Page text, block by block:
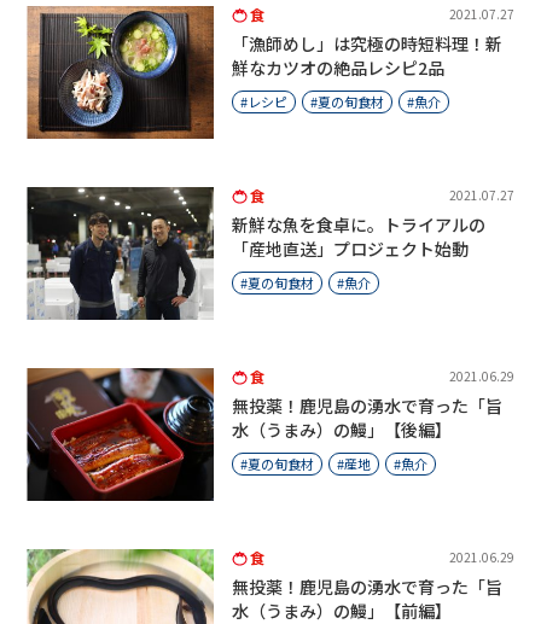
食 2021.07.27
「漁師めし」は究極の時短料理！新
鮮なカツオの絶品レシピ2品
レシピ 夏の旬食材 魚介
食 2021.07.27
新鮮な魚を食卓に。トライアルの
「産地直送」プロジェクト始動
夏の旬食材 魚介
食 2021.06.29
無投薬！鹿児島の湧水で育った「旨
水（うまみ）の鰻」【後編】
夏の旬食材 産地 魚介
食 2021.06.29
無投薬！鹿児島の湧水で育った「旨
水（うまみ）の鰻」【前編】